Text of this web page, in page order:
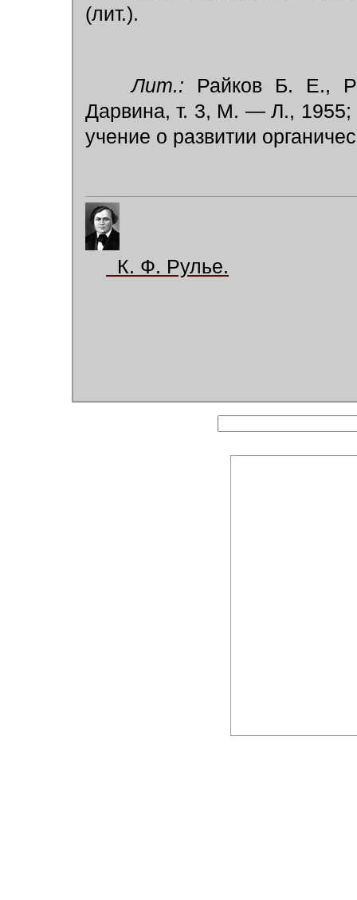
(лит.).
Лит.: Райков Б. Е.,
Дарвина, т. 3, М. — Л., 1955;
учение о развитии
К. Ф. Рулье.